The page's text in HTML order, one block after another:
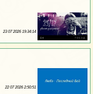
23 07 2026 19:34:14
22 07 2026 2:50:51